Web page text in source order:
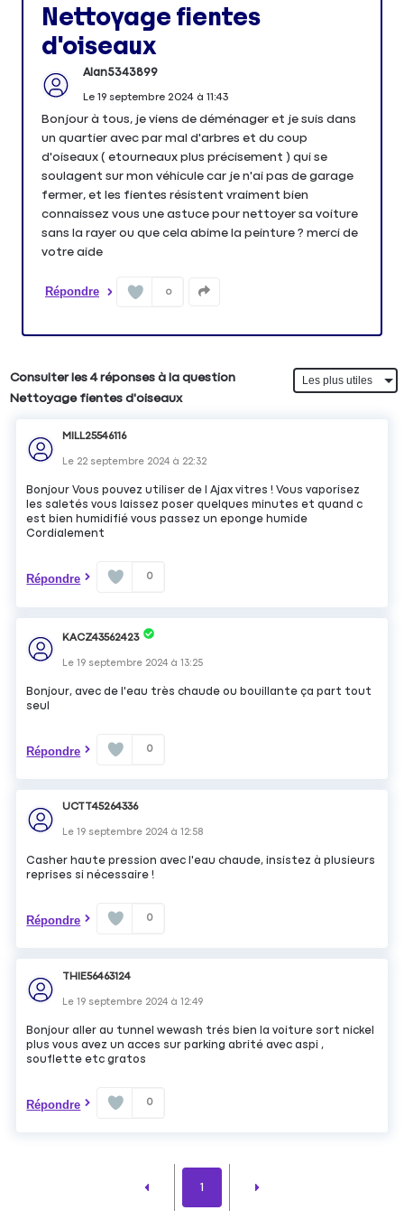
Nettoyage fientes
d'oiseaux
Alan5343899
Le 19 septembre 2024à 11:43
Bonjour à tous, je viens de déménager et je suis dans
un quartier avec par mal d'arbres et du coup
d'oiseaux ( etourneaux plus précisement ) qui se
soulagent sur mon véhicule car je n'ai pas de garage
fermer, et les fientes résistent vraiment bien
connaissez vous une astuce pour nettoyer sa voiture
sans la rayer ou que cela abime la peinture ? merci de
votre aide
Répondre 0
Consulter les 4 réponses à la question
Nettoyage fientes d'oiseaux
MILL25546116
Le 22 septembre 2024 à 22:32
Bonjour Vous pouvez utiliser de l Ajax vitres ! Vous vaporisez
les saletés vous laissez poser quelques minutes et quand c
est bien humidifié vous passez un eponge humide
Cordialement
Répondre 0
KACZ43562423
Le19 septembre 2024 à13:25
Bonjour, avec de l'eau très chaude ou bouillante ça part tout
seul
Répondre 0
UCTT45264336
Le19 septembre 2024 à12:58
Casher haute pression avec l'eau chaude, insistez à plusieurs
reprises si nécessaire !
Répondre 0
THIE56463124
Le19 septembre 2024 à12:49
Bonjour aller au tunnel wewash trés bien la voiture sort nickel
plus vous avez un acces sur parking abrité avec aspi ,
souflette etc gratos
Répondre 0
1